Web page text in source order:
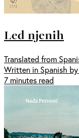
Led njenih
Translated from
Written in Spanish
7 minutes read